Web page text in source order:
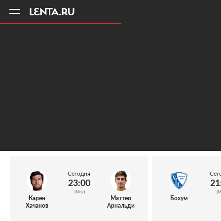
Карен
Хачанов
Сегодня
23:00
(Мск)
Маттео
Арнальди
Бохум